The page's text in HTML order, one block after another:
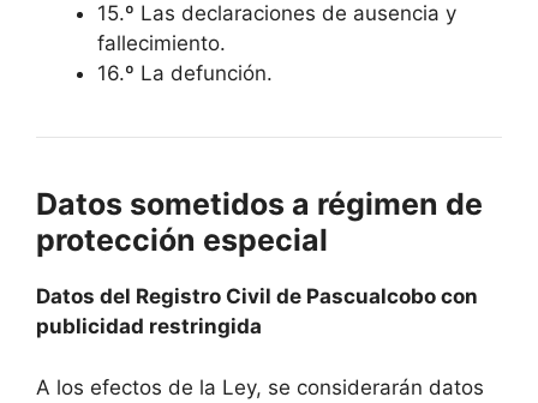
15.º Las declaraciones de ausencia y
fallecimiento.
16.º La defunción.
Datos sometidos a régimen de
protección especial
Datos del Registro Civil de Pascualcobo con
publicidad restringida
A los efectos de la Ley, se considerarán datos